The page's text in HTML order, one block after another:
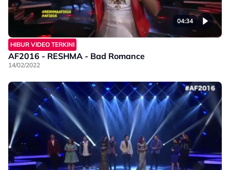
04:34
HIBUR VIDEO TERKINI
AF2016 - RESHMA - Bad Romance
14/02/2022